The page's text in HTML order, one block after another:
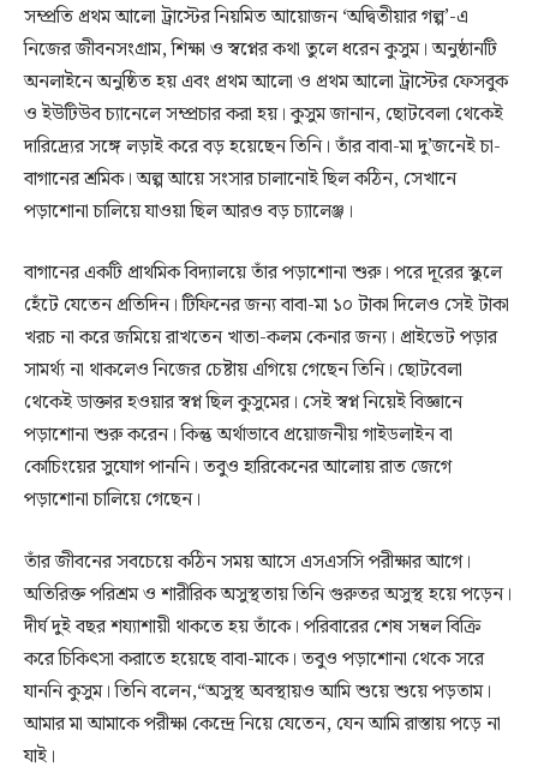
সম্প্রতি প্রথম আলো ট্রাস্টের নিয়মিত আয়োজন ‘অদ্বিতীয়ার গল্প’-এ
নিজের জীবনসংগ্রাম, শিক্ষা ও স্বপ্নের কথা তুলে ধরেন কুসুম। অনুষ্ঠানটি
অনলাইনে অনুষ্ঠিত হয় এবং প্রথম আলো ও প্রথম আলো ট্রাস্টের ফেসবুক
ও ইউটিউব চ্যানেলে সম্প্রচার করা হয়। কুসুম জানান, ছোটবেলা থেকেই
দারিদ্র্যের সঙ্গে লড়াই করে বড় হয়েছেন তিনি। তাঁর বাবা-মা দু’জনেই চা-
বাগানের শ্রমিক। অল্প আয়ে সংসার চালানোই ছিল কঠিন, সেখানে
পড়াশোনা চালিয়ে যাওয়া ছিল আরও বড় চ্যালেঞ্জ।
বাগানের একটি প্রাথমিক বিদ্যালয়ে তাঁর পড়াশোনা শুরু। পরে দূরের স্কুলে
হেঁটে যেতেন প্রতিদিন। টিফিনের জন্য বাবা-মা ১০ টাকা দিলেও সেই টাকা
খরচ না করে জমিয়ে রাখতেন খাতা-কলম কেনার জন্য। প্রাইভেট পড়ার
সামর্থ্য না থাকলেও নিজের চেষ্টায় এগিয়ে গেছেন তিনি। ছোটবেলা
থেকেই ডাক্তার হওয়ার স্বপ্ন ছিল কুসুমের। সেই স্বপ্ন নিয়েই বিজ্ঞানে
পড়াশোনা শুরু করেন। কিন্তু অর্থাভাবে প্রয়োজনীয় গাইডলাইন বা
কোচিংয়ের সুযোগ পাননি। তবুও হারিকেনের আলোয় রাত জেগে
পড়াশোনা চালিয়ে গেছেন।
তাঁর জীবনের সবচেয়ে কঠিন সময় আসে এসএসসি পরীক্ষার আগে।
অতিরিক্ত পরিশ্রম ও শারীরিক অসুস্থতায় তিনি গুরুতর অসুস্থ হয়ে পড়েন।
দীর্ঘ দুই বছর শয্যাশায়ী থাকতে হয় তাঁকে। পরিবারের শেষ সম্বল বিক্রি
করে চিকিৎসা করাতে হয়েছে বাবা-মাকে। তবুও পড়াশোনা থেকে সরে
যাননি কুসুম। তিনি বলেন,“অসুস্থ অবস্থায়ও আমি শুয়ে শুয়ে পড়তাম।
আমার মা আমাকে পরীক্ষা কেন্দ্রে নিয়ে যেতেন, যেন আমি রাস্তায় পড়ে না
যাই।